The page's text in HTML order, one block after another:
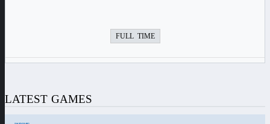
FULL TIME
LATEST GAMES